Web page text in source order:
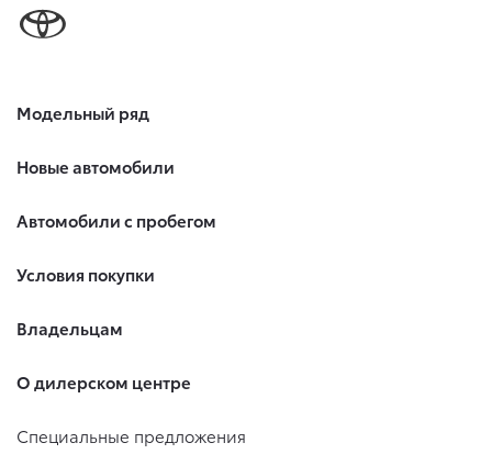
Модельный ряд
Новые автомобили
Автомобили с пробегом
Условия покупки
Владельцам
О дилерском центре
Специальные предложения